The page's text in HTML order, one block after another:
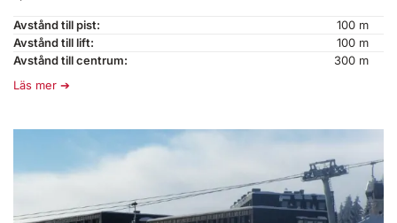
Avstånd till pist:
100 m
Avstånd till lift:
100 m
Avstånd till centrum:
300 m
Läs mer